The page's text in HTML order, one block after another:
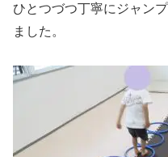
ひとつづつ丁寧にジャン
ました。